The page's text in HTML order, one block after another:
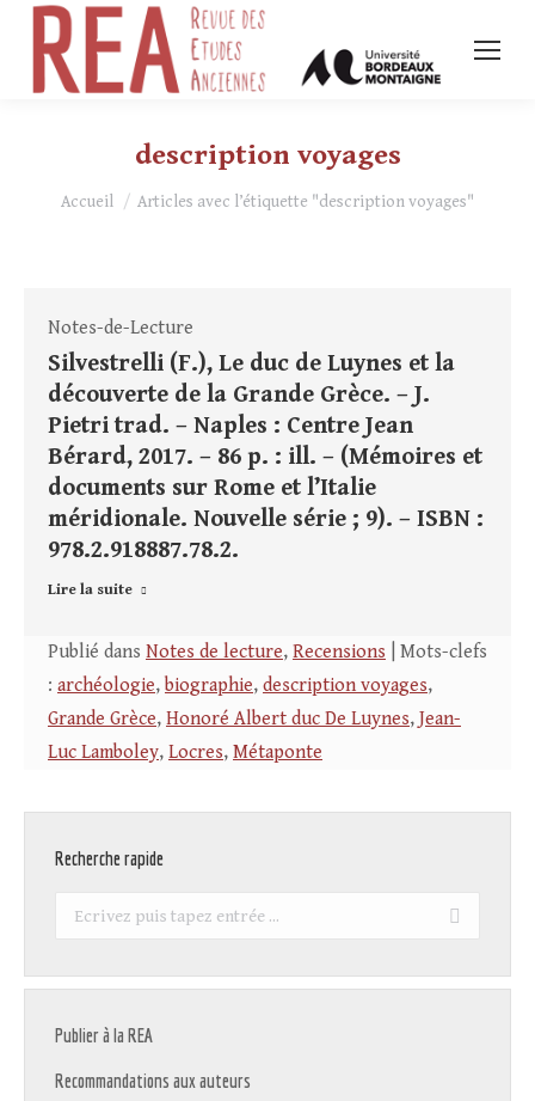
description voyages
Vous êtes ici :
Accueil Articles avec l’étiquette "description voyages"
Notes-de-Lecture
Silvestrelli (F.), Le duc de Luynes et la
découverte de la Grande Grèce. – J.
Pietri trad. – Naples : Centre Jean
Bérard, 2017. – 86 p. : ill. – (Mémoires et
documents sur Rome et l’Italie
méridionale. Nouvelle série ; 9). – ISBN :
978.2.918887.78.2.
Lire la suite
Publié dans Notes de lecture, Recensions | Mots-clefs
: archéologie, biographie, description voyages,
Grande Grèce, Honoré Albert duc De Luynes, Jean-
Luc Lamboley, Locres, Métaponte
Recherche rapide
Recherche
Publier à la REA
Recommandations aux auteurs